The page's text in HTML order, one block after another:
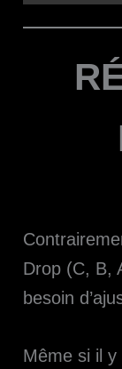
Drop (C, B,
besoin
Même si il